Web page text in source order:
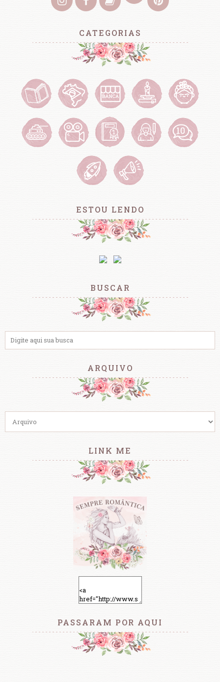
CATEGORIAS
ESTOU LENDO
BUSCAR
ARQUIVO
LINK ME
PASSARAM POR AQUI